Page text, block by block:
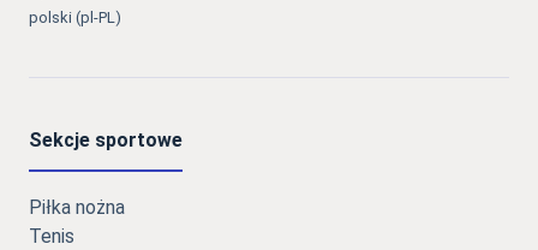
polski (pl-PL)
Sekcje sportowe
Piłka nożna
Tenis